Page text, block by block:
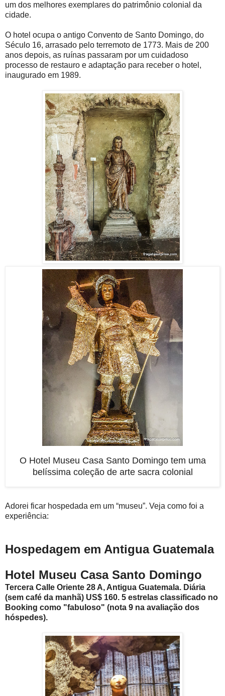
um dos melhores exemplares do patrimônio colonial da
cidade.
O hotel ocupa o antigo Convento de Santo Domingo, do
Século 16, arrasado pelo terremoto de 1773. Mais de 200
anos depois, as ruínas passaram por um cuidadoso
processo de restauro e adaptação para receber o hotel,
inaugurado em 1989.
O Hotel Museu Casa Santo Domingo tem uma
belíssima coleção de arte sacra colonial
Adorei ficar hospedada em um “museu”. Veja como foi a
experiência:
Hospedagem em Antigua Guatemala
Hotel Museu Casa Santo Domingo
Tercera Calle Oriente 28 A, Antigua Guatemala. Diária
(sem café da manhã) US$ 160. 5 estrelas classificado no
Booking como "fabuloso" (nota 9 na avaliação dos
hóspedes).